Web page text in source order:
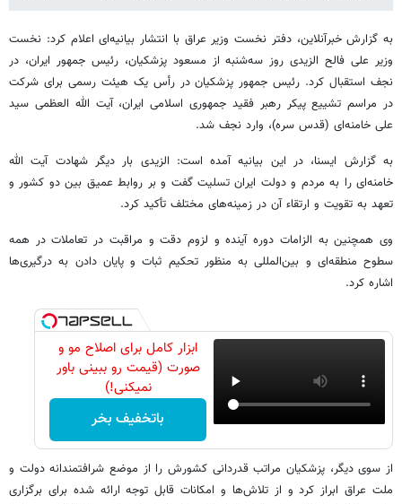
به گزارش خبرآنلاین، دفتر نخست وزیر عراق با انتشار بیانیه‌ای اعلام کرد: نخست
وزیر علی فالح الزیدی روز سه‌شنبه از مسعود پزشکیان، رئیس جمهور ایران، در
نجف استقبال کرد. رئیس جمهور پزشکیان در رأس یک هیئت رسمی برای شرکت
در مراسم تشییع پیکر رهبر فقید جمهوری اسلامی ایران، آیت الله العظمی سید
علی خامنه‌ای (قدس سره)، وارد نجف شد.
به گزارش ایسنا، در این بیانیه آمده است: الزیدی بار دیگر شهادت آیت الله
خامنه‌ای را به مردم و دولت ایران تسلیت گفت و بر روابط عمیق بین دو کشور و
تعهد به تقویت و ارتقاء آن در زمینه‌های مختلف تأکید کرد.
وی همچنین به الزامات دوره آینده و لزوم دقت و مراقبت در تعاملات در همه
سطوح منطقه‌ای و بین‌المللی به منظور تحکیم ثبات و پایان دادن به درگیری‌ها
اشاره کرد.
ابزار کامل برای اصلاح مو و
صورت (قیمت رو ببینی باور
نمیکنی!)
باتخفیف بخر
از سوی دیگر، پزشکیان مراتب قدردانی کشورش را از موضع شرافتمندانه دولت و
ملت عراق ابراز کرد و از تلاش‌ها و امکانات قابل توجه ارائه شده برای برگزاری